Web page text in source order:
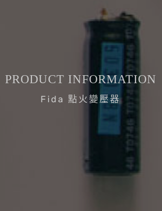
PRODUCT INFORMATION
Fida 點火變壓器